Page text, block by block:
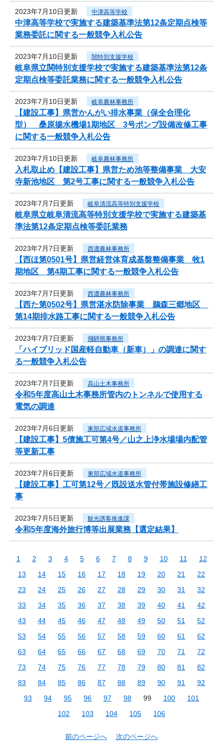
2023年7月10日更新 中津高等学校
中津高等学校で実施する建築基準法第12条定期点検等
業務委託に関する一般競争入札公告
2023年7月10日更新 関特別支援学校
岐阜県立関特別支援学校で実施する建築基準法第12条
定期点検等委託業務に関する一般競争入札公告
2023年7月10日更新 岐阜農林事務所
【建設工事】県営かんがい排水事業（保全合理化
型） 桑原揚水機場1期地区 3号ポンプ設備改修工事
に関する一般競争入札公告
2023年7月10日更新 岐阜農林事務所
入札取止め【建設工事】県営ため池等整備事業 大安
寺新池地区 第2号工事に関する一般競争入札公告
2023年7月7日更新 岐阜清流高等特別支援学校
岐阜県立岐阜清流高等特別支援学校で実施する建築基
準法第12条定期点検等委託業務
2023年7月7日更新 西濃農林事務所
【西ほ第0501号】県営経営体育成基盤整備事業 牧1
期地区 第4期工事に関する一般競争入札公告
2023年7月7日更新 西濃農林事務所
【西た第0502号】県営湛水防除事業 鵜森三郷地区
第14期排水路工事に関する一般競争入札公告
2023年7月7日更新 飛騨県事務所
「ハイブリッド国産軽自動車（新車）」の調達に関す
る一般競争入札公告
2023年7月7日更新 高山土木事務所
令和5年度高山土木事務所管内のトンネルで使用する
電気の調達
2023年7月6日更新 東部広域水道事務所
【建設工事】5債施工可第4号／山之上浄水場場内配管
等更新工事
2023年7月6日更新 東部広域水道事務所
【建設工事】工可第12号／既設送水管付帯施設修繕工
事
2023年7月5日更新 観光誘客推進課
令和5年度海外旅行博等出展業務【選定結果】
1 2 3 4 5 6 7 8 9 10 11
12
13
14 15 16 17 18 19 20 21
22
23
24 25 26 27 28 29 30 31
32
33
34 35 36 37 38 39 40 41
42
43
44 45 46 47 48 49 50 51
52
53
54 55 56 57 58 59 60 61
62
63
64 65 66 67 68 69 70 71
72
73
74 75 76 77 78 79 80 81
82
83
84 85 86 87 88 89 90 91
92
93
94 95 96 97 98 99 100
101
102
103 104 105 106
前のページへ 次のページへ